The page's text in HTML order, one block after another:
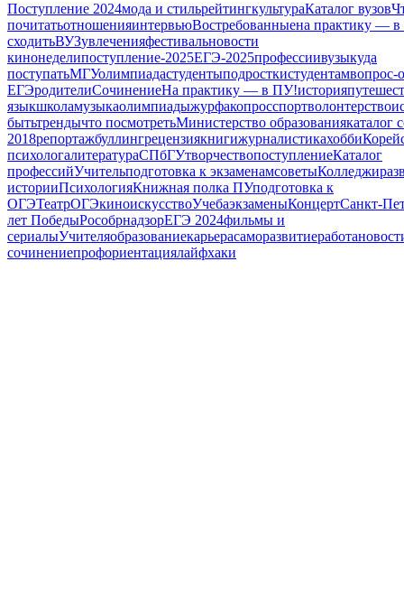
Поступление 2024мода и стильрейтингкультураКаталог вузов
почитатьотношенияинтервьюВостребованныена практику —
сходитьВУЗувлеченияфестивальновости
кинонеделипоступление-2025ЕГЭ-2025профессиивузыкуда
поступатьМГУолимпиадастудентыподросткистудентамвопрос-
ЕГЭродителиСочинениеНа практику — в ПУ!история
языкшколамузыкаолимпиадыжурфакопросспортволонтерство
бытьтрендычто посмотретьМинистерство образованиякаталог
2018репортажбуллингрецензиякнигижурналистикахобби
психологалитератураСПбГУтворчествопоступлениеКаталог
профессийУчительподготовка к экзаменамсоветыКолледжи
историиПсихологияКнижная полка ПУподготовка к
ОГЭТеатрОГЭкиноискусствоУчебаэкзаменыКонцертСанкт-
лет ПобедыРособрнадзорЕГЭ 2024фильмы и
сериалыУчителяобразованиекарьерасаморазвитиеработа
сочинениепрофориентациялайфхаки